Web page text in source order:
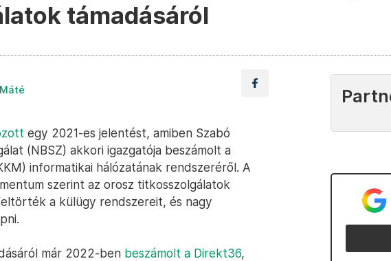
támadásáról
egy 2021-es jelentést, amiben Szabó
(NBSZ) akkori igazgatója beszámolt a
informatikai hálózatának rendszeréről. A
szerint az orosz titkosszolgálatok
a külügy rendszereit, és nagy
már 2022-ben beszámolt a Direkt36,